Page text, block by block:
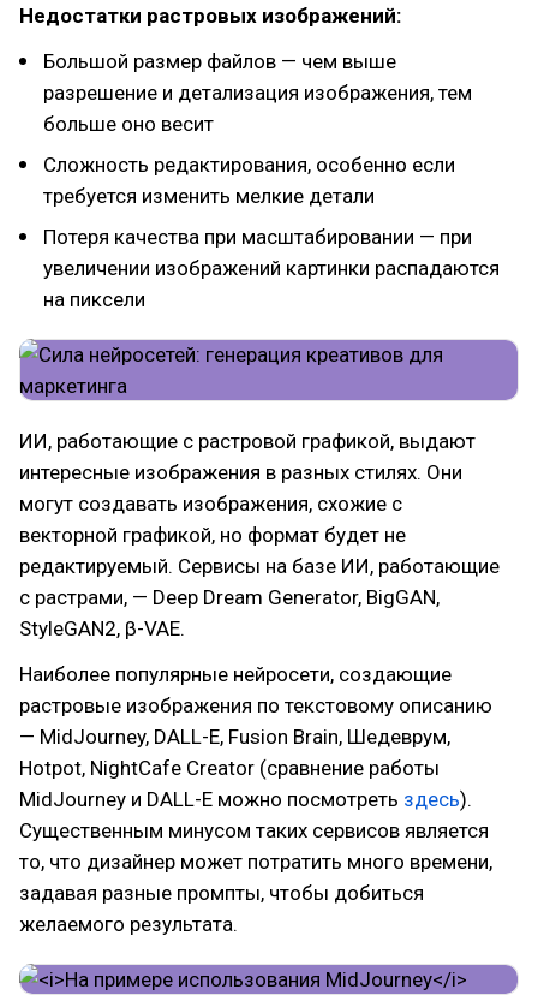
Недостатки растровых изображений:
Большой размер файлов — чем выше
разрешение и детализация изображения, тем
больше оно весит
Сложность редактирования, особенно если
требуется изменить мелкие детали
Потеря качества при масштабировании — при
увеличении изображений картинки распадаются
на пиксели
ИИ, работающие с растровой графикой, выдают
интересные изображения в разных стилях. Они
могут создавать изображения, схожие с
векторной графикой, но формат будет не
редактируемый. Сервисы на базе ИИ, работающие
с растрами, — Deep Dream Generator, BigGAN,
StyleGAN2, β-VAE.
Наиболее популярные нейросети, создающие
растровые изображения по текстовому описанию
— MidJourney, DALL-E, Fusion Brain, Шедеврум,
Hotpot, NightCafe Creator (сравнение работы
MidJourney и DALL-E можно посмотреть здесь).
Существенным минусом таких сервисов является
то, что дизайнер может потратить много времени,
задавая разные промпты, чтобы добиться
желаемого результата.